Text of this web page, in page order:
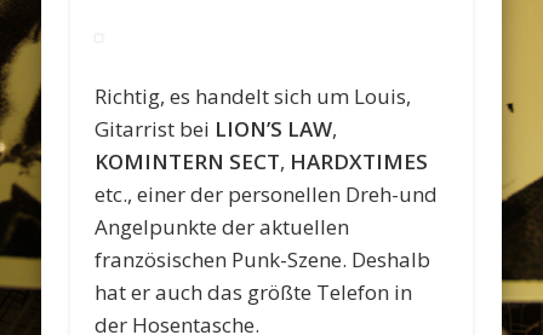
Richtig, es handelt sich um Louis,
Gitarrist bei LION’S LAW,
KOMINTERN SECT, HARDXTIMES
etc., einer der personellen Dreh-und
Angelpunkte der aktuellen
französischen Punk-Szene. Deshalb
hat er auch das größte Telefon in
der Hosentasche.